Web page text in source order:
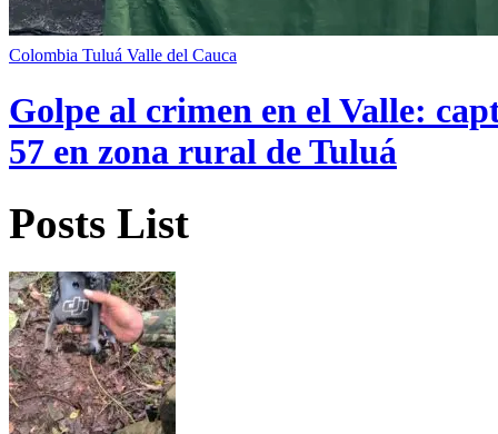
Colombia Tuluá Valle del Cauca
Golpe al crimen en el Valle:
57 en zona rural de Tuluá
Posts List